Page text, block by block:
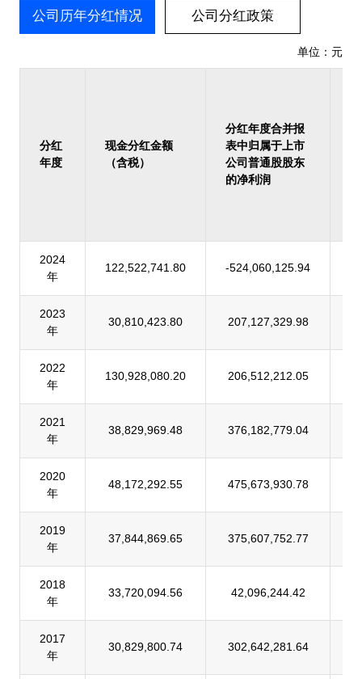
公司历年分红情况 公司分红政策
单位：元
分红
年度
现金分红金额
（含税）
分红年度合并报
表中归属于上市
公司普通股股东
的净利润
2024
年
122,522,741.80 -524,060,125.94
2023
年
30,810,423.80 207,127,329.98
2022
年
130,928,080.20 206,512,212.05
2021
年
38,829,969.48 376,182,779.04
2020
年
48,172,292.55 475,673,930.78
2019
年
37,844,869.65 375,607,752.77
2018
年
33,720,094.56 42,096,244.42
2017
年
30,829,800.74 302,642,281.64